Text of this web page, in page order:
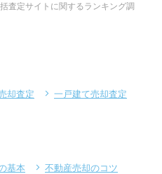
査定サイトに関するランキング調
却査定
一戸建て売却査定
基本
不動産売却のコツ